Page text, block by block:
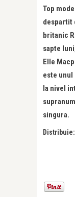
Top
despartit
britanic
sapte
Elle
este
la nivel
singura.
Distribuie: